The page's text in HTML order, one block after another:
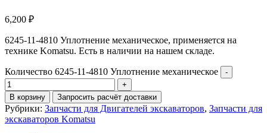
6,200 ₽
6245-11-4810 Уплотнение механическое, применяется на
технике Komatsu. Есть в наличии на нашем складе.
Количество 6245-11-4810 Уплотнение механическое
В корзину Запросить расчёт доставки
Рубрики: Запчасти для Двигателей экскаваторов, Запчасти для
экскаваторов Komatsu